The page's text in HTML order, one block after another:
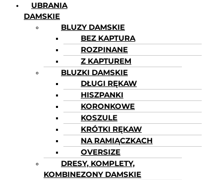
UBRANIA
DAMSKIE
BLUZY DAMSKIE
BEZ KAPTURA
ROZPINANE
Z KAPTUREM
BLUZKI DAMSKIE
DŁUGI RĘKAW
HISZPANKI
KORONKOWE
KOSZULE
KRÓTKI RĘKAW
NA RAMIĄCZKACH
OVERSIZE
DRESY, KOMPLETY,
KOMBINEZONY DAMSKIE